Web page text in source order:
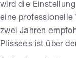
wird die
eine professionelle
zwei Jahren
Plissees ist über